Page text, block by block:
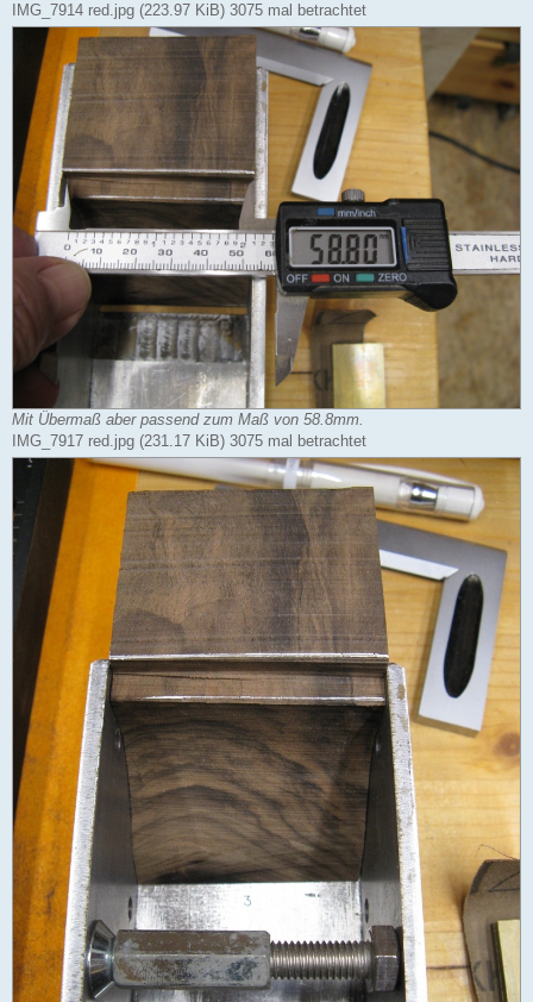
IMG_7914 red.jpg (223.97 KiB) 3075 mal betrachtet
Mit Übermaß aber passend zum Maß von 58.8mm.
IMG_7917 red.jpg (231.17 KiB) 3075 mal betrachtet